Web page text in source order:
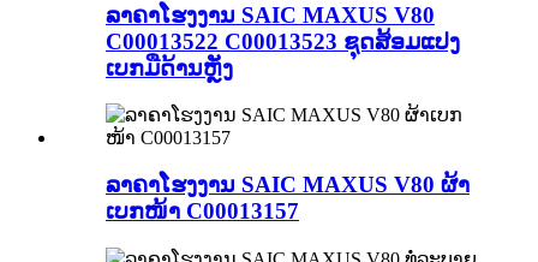
ລາຄາໂຮງງານ SAIC MAXUS V80
C00013522 C00013523 ຊຸດສ້ອມແປງ
ເບກມືດ້ານຫຼັງ
ລາຄາໂຮງງານ SAIC MAXUS V80 ຜ້າ
ເບກໜ້າ C00013157